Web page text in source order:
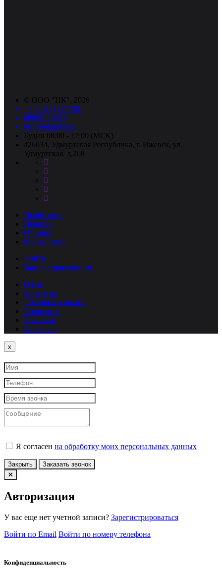
© ООО "НК", 2026
+7 (3412) 277-001
88005118036
info@nkpribor.ru
Будни 08:00 - 17:00 (МСК)
426034, Удмуртская Республика, г. Ижевск, ул.
Удмуртская, д.268
Прайс-лист
Новости
Отзывы
Форма связи
Войти
Зарегистрироваться
О нас
Контакты
Доставка и оплата
Реквизиты
Упаковка
Вакансии
x
Я согласен на обработку моих персональных данных
Закрыть Заказать звонок
Авторизация
У вас еще нет учетной записи? Зарегистрироваться
Войти по Email Войти по номеру телефона
Конфиденциальность